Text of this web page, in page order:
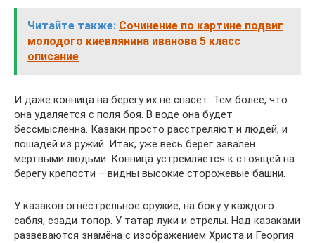
Читайте также: Сочинение по картине подвиг
молодого киевлянина иванова 5 класс
описание
И даже конница на берегу их не спасёт. Тем более, что
она удаляется с поля боя. В воде она будет
бессмысленна. Казаки просто расстреляют и людей, и
лошадей из ружий. Итак, уже весь берег завален
мертвыми людьми. Конница устремляется к стоящей на
берегу крепости – видны высокие сторожевые башни.
У казаков огнестрельное оружие, на боку у каждого
сабля, сзади топор. У татар луки и стрелы. Над казаками
развеваются знамёна с изображением Христа и Георгия